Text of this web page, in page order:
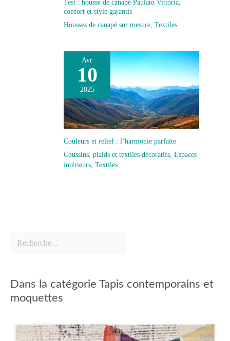
Test : housse de canapé Paulato Vittoria,
confort et style garantis
Housses de canapé sur mesure, Textiles
Avr
10
2025
Couleurs et relief : l’harmonie parfaite
Coussins, plaids et textiles décoratifs, Espaces
intérieurs, Textiles
Dans la catégorie Tapis contemporains et
moquettes